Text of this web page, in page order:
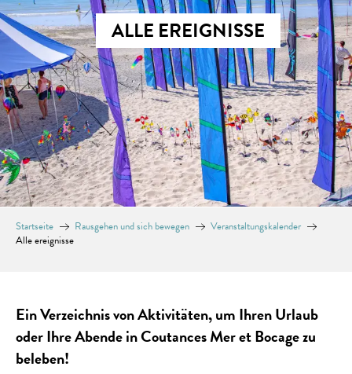
ALLE EREIGNISSE
Startseite Rausgehen und sich bewegen
Veranstaltungskalender
Alle ereignisse
Ein Verzeichnis von Aktivitäten, um Ihren Urlaub
oder Ihre Abende in Coutances Mer et Bocage zu
beleben!